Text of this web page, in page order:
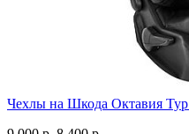
Чехлы на Шкода Октавия Тур